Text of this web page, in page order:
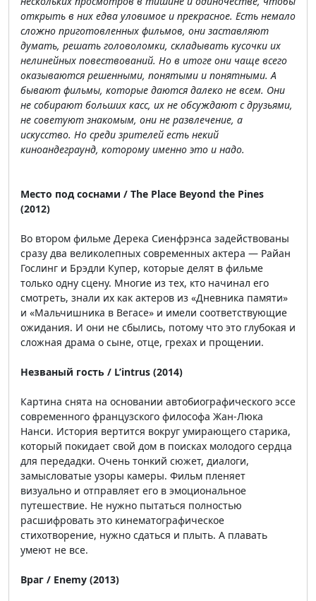
открыть в них едва уловимое и прекрасное. Есть немало
сложно приготовленных фильмов, они заставляют
думать, решать головоломки, складывать кусочки их
нелинейных повествований. Но в итоге они чаще всего
оказываются решенными, понятыми и понятными. А
бывают фильмы, которые даются далеко не всем. Они
не собирают больших касс, их не обсуждают с друзьями,
не советуют знакомым, они не развлечение, а
искусство. Но среди зрителей есть некий
киноандеграунд, которому именно это и надо.
Место под соснами / The Place Beyond the Pines
(2012)
Во втором фильме Дерека Сиенфрэнса задействованы
сразу два великолепных современных актера — Райан
Гослинг и Брэдли Купер, которые делят в фильме
только одну сцену. Многие из тех, кто начинал его
смотреть, знали их как актеров из «Дневника памяти»
и «Мальчишника в Вегасе» и имели соответствующие
ожидания. И они не сбылись, потому что это глубокая и
сложная драма о сыне, отце, грехах и прощении.
Незваный гость / L’intrus (2014)
Картина снята на основании автобиографического эссе
современного французского философа Жан-Люка
Нанси. История вертится вокруг умирающего старика,
который покидает свой дом в поисках молодого сердца
для передадки. Очень тонкий сюжет, диалоги,
замысловатые узоры камеры. Фильм пленяет
визуально и отправляет его в эмоциональное
путешествие. Не нужно пытаться полностью
расшифровать это кинематографическое
стихотворение, нужно сдаться и плыть. А плавать
умеют не все.
Враг / Enemy (2013)